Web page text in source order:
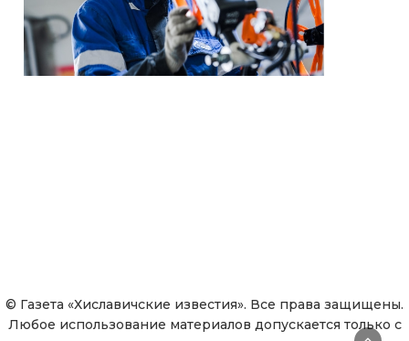
© Газета «Хиславичские известия». Все права защищены.
Любое использование материалов допускается только с